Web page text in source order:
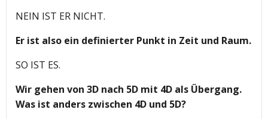
NEIN IST ER NICHT.
Er ist also ein definierter Punkt in Zeit und Raum.
SO IST ES.
Wir gehen von 3D nach 5D mit 4D als Übergang.
Was ist anders zwischen 4D und 5D?